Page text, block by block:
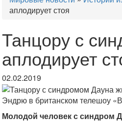
аплодирует стоя
Танцору с
аплодирует
02.02.2019
Эндрю в британском телешоу
Молодой человек с синдром